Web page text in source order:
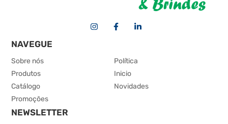
NAVEGUE
Sobre nós
Política
Produtos
Inicio
Catálogo
Novidades
Promoções
NEWSLETTER